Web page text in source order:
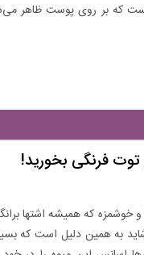
روی پوست ظاهر می‌شود.
فرنگی بخورید!
خوشمزه که همیشه اشتها
به همین دلیل است که